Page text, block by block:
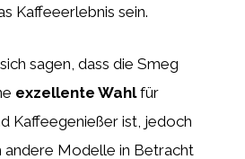
Kaffeeerlebnis sein.
sagen, dass die Smeg
exzellente Wahlfür
Kaffeegenießer ist, jedoch
andere Modelle in Betracht